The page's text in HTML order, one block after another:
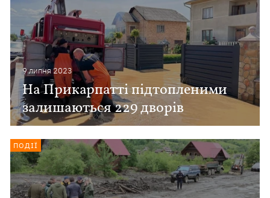
9 липня 2023
На Прикарпатті підтопленими
залишаються 229 дворів
ПОДІЇ